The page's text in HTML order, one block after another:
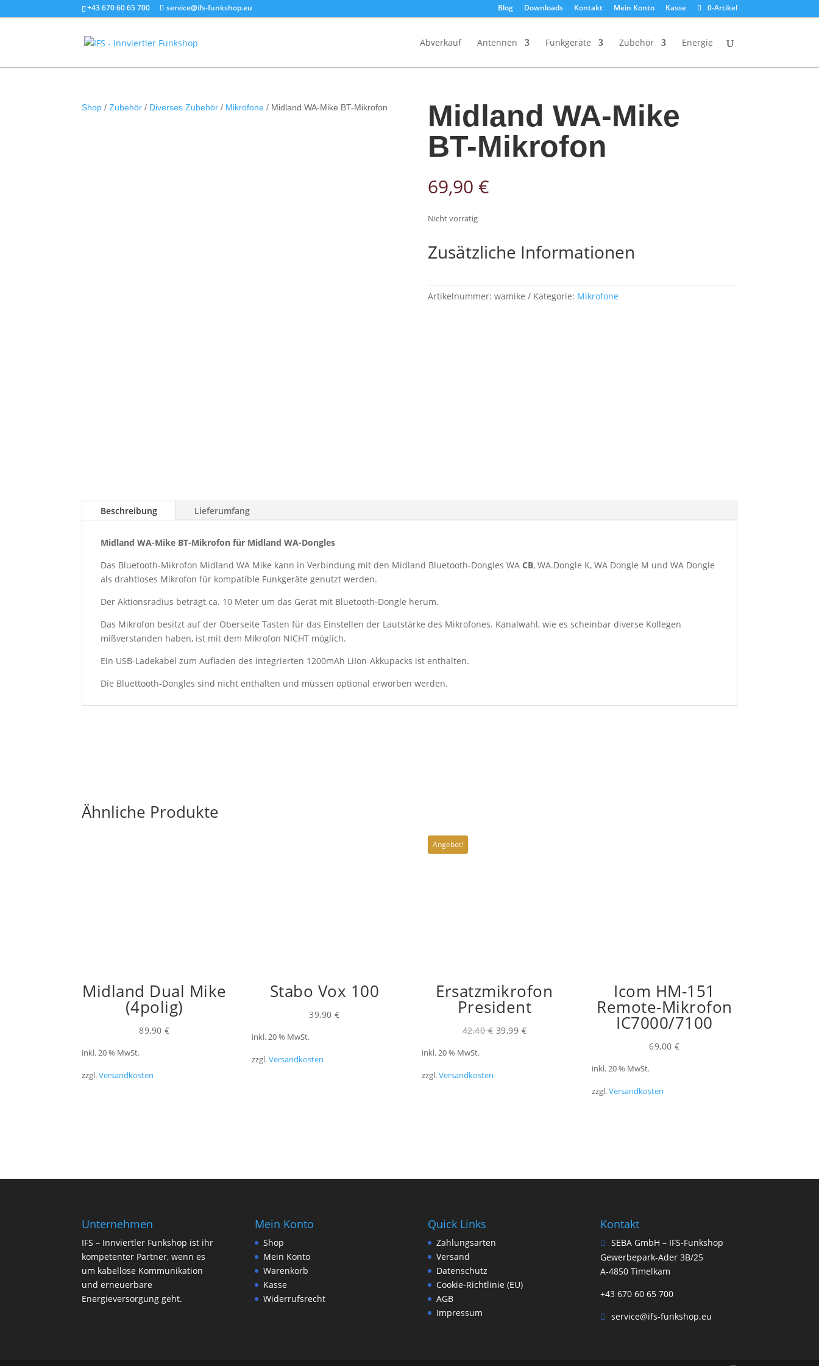
+43 670 60 65 700 service@ifs-funkshop.eu Blog Downloads Kontakt Mein Konto Kasse 0-Artikel
Abverkauf Antennen Funkgeräte Zubehör Energie
Products
Shop /Zubehör / Diverses Zubehör / Mikrofone / Midland WA-Mike BT-Mikrofon
Midland WA-Mike
BT-Mikrofon
69,90 €
Nicht vorrätig
Zusätzliche Informationen
Artikelnummer: wamike Kategorie: Mikrofone
Beschreibung Lieferumfang
Midland WA-Mike BT-Mikrofon für Midland WA-Dongles
Das Bluetooth-Mikrofon Midland WA Mike kann in Verbindung mit den Midland Bluetooth-Dongles WACB, WA.Dongle K, WA Dongle M und WA Dongle
als drahtloses Mikrofon für kompatible Funkgeräte genutzt werden.
Der Aktionsradius beträgt ca. 10 Meter um das Gerät mit Bluetooth-Dongle herum.
Das Mikrofon besitzt auf der Oberseite Tasten für das Einstellen der Lautstärke des Mikrofones. Kanalwahl, wie es scheinbar diverse Kollegen
mißverstanden haben, ist mit dem Mikrofon NICHT möglich.
Ein USB-Ladekabel zum Aufladen des integrierten 1200mAh LiIon-Akkupacks ist enthalten.
Die Bluettooth-Dongles sind nicht enthalten und müssen optional erworben werden.
Ähnliche Produkte
Midland Dual Mike
(4polig)
89,90€
inkl. 20 % MwSt.
zzgl.Versandkosten
Stabo Vox 100
39,90€
inkl. 20 % MwSt.
zzgl.Versandkosten
Angebot!
Ersatzmikrofon
President
42,40€ Ursprünglicher
39,99 €Aktueller
inkl. 20 % MwSt.
zzgl.Versandkosten
Icom HM-151
Remote-Mikrofon
IC7000/7100
69,00€
inkl. 20 % MwSt.
zzgl.Versandkosten
Unternehmen
IFS – Innviertler Funkshop ist ihr
kompetenter Partner, wenn es
um kabellose Kommunikation
und erneuerbare
Energieversorgung geht.
Mein Konto
Shop
Mein Konto
Warenkorb
Kasse
Widerrufsrecht
Quick Links
Zahlungsarten
Versand
Datenschutz
Cookie-Richtlinie (EU)
AGB
Impressum
Kontakt
SEBA GmbH – IFS-Funkshop
Gewerbepark-Ader 3B/25
A-4850 Timelkam
+43 670 60 65 700
service@ifs-funkshop.eu